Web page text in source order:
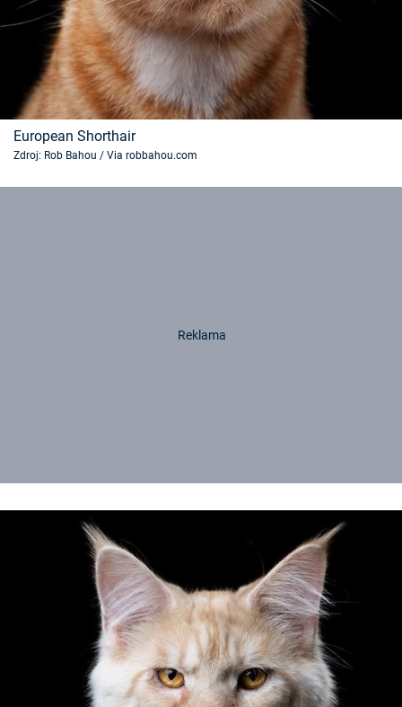
European Shorthair
Zdroj: Rob Bahou / Via robbahou.com